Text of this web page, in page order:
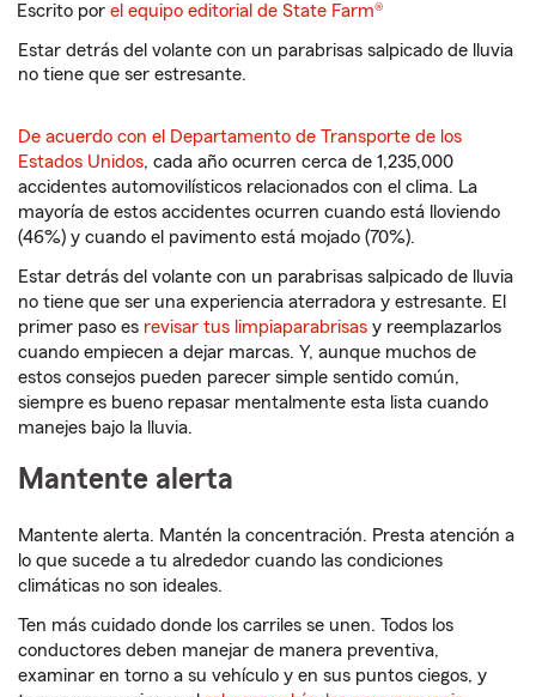
Escrito porel equipo editorial de State Farm®
Estar detrás del volante con un parabrisas salpicado de lluvia
no tiene que ser estresante.
De acuerdo con el Departamento de Transporte de los
Estados Unidos, cada año ocurren cerca de 1,235,000
accidentes automovilísticos relacionados con el clima. La
mayoría de estos accidentes ocurren cuando está lloviendo
(46%) y cuando el pavimento está mojado (70%).
Estar detrás del volante con un parabrisas salpicado de lluvia
no tiene que ser una experiencia aterradora y estresante. El
primer paso es revisar tus limpiaparabrisas y reemplazarlos
cuando empiecen a dejar marcas. Y, aunque muchos de
estos consejos pueden parecer simple sentido común,
siempre es bueno repasar mentalmente esta lista cuando
manejes bajo la lluvia.
Mantente alerta
Mantente alerta. Mantén la concentración. Presta atención a
lo que sucede a tu alrededor cuando las condiciones
climáticas no son ideales.
Ten más cuidado donde los carriles se unen. Todos los
conductores deben manejar de manera preventiva,
examinar en torno a su vehículo y en sus puntos ciegos, y